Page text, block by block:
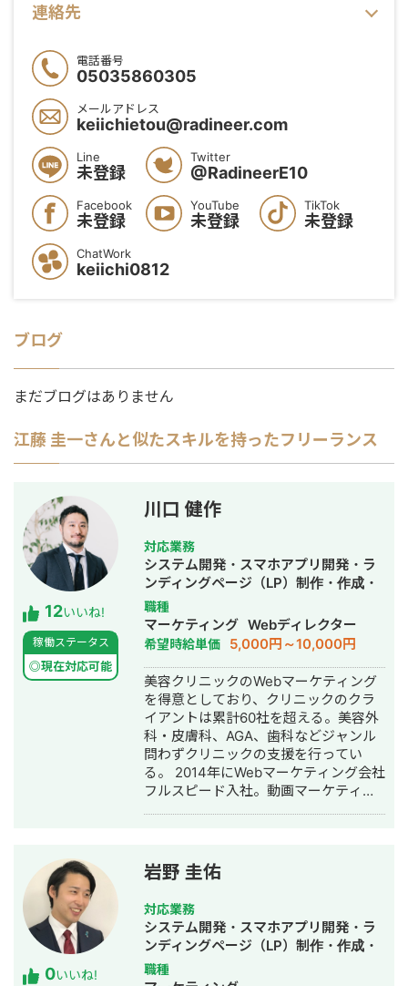
連絡先
電話番号
05035860305
メールアドレス
keiichietou@radineer.com
Line
未登録
Twitter
@RadineerE10
Facebook
未登録
YouTube
未登録
TikTok
未登録
ChatWork
keiichi0812
ブログ
まだブログはありません
江藤 圭一さんと似たスキルを持ったフリーランス
12いいね!
稼働ステータス
◎現在対応可能
川口 健作
対応業務
システム開発・スマホアプリ開発・ラ
ンディングページ（LP）制作・作成・
Youtubeチャンネル運営代行・立ち上
げ・ECサイト構築・ネットショップ作
成代行・SEO対策・新規事業立上・
SNS運用代行・記事作成代行・ライテ
ィング・ホームページ制作・作成・バ
ナー制作・デザイン・ロゴデザイン・
作成・リスティング広告運用代行・オ
ウンドメディア制作・構築・運用代
行・動画制作・動画編集・営業代行
職種
マーケティング Webディレクター
希望時給単価 5,000円～10,000円
美容クリニックのWebマーケティング
を得意としており、クリニックのクラ
イアントは累計60社を超える。美容外
科・皮膚科、AGA、歯科などジャンル
問わずクリニックの支援を行ってい
る。 2014年にWebマーケティング会社
フルスピード入社。動画マーケティン
独立。 独立後はフリーランスとなり、
フロントエンドエンジニア兼総合Web
マーケターとして活動。現在はWebコ
ンサルティング会社を創設し、法人と
してStockSunに参画。
0いいね!
岩野 圭佑
対応業務
システム開発・スマホアプリ開発・ラ
ンディングページ（LP）制作・作成・
Youtubeチャンネル運営代行・立ち上
げ・ECサイト構築・ネットショップ作
職種